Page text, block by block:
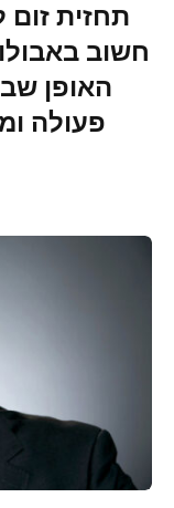
חשוב
האופן
פעולה